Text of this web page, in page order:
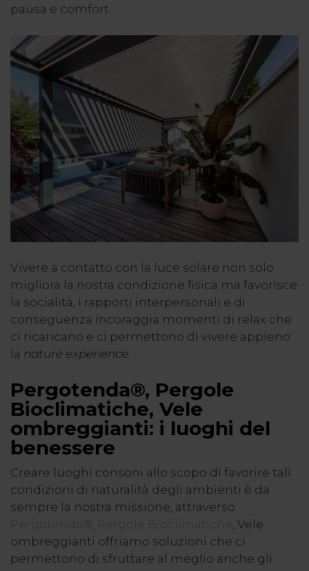
pausa e comfort.
Vivere a contatto con la luce solare non solo
migliora la nostra condizione fisica ma favorisce
la socialità, i rapporti interpersonali e di
conseguenza incoraggia momenti di relax che
ci ricaricano e ci permettono di vivere appieno
la nature experience.
Pergotenda®, Pergole
Bioclimatiche, Vele
ombreggianti: i luoghi del
benessere
Creare luoghi consoni allo scopo di favorire tali
condizioni di naturalità degli ambienti è da
sempre la nostra missione, attraverso
Pergotenda® , Pergole Bioclimatiche , Vele
ombreggianti offriamo soluzioni che ci
permettono di sfruttare al meglio anche gli